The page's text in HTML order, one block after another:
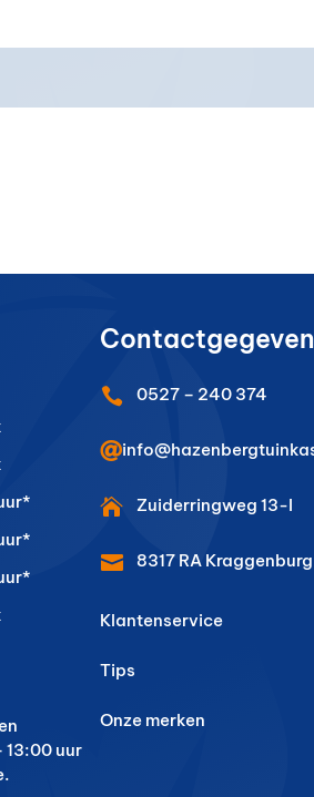
13:00 uur
 0527 – 240 374

 Zuiderringweg 13-I
 8317 RA Kraggenburg
Klantenservice
Tips
Onze merken